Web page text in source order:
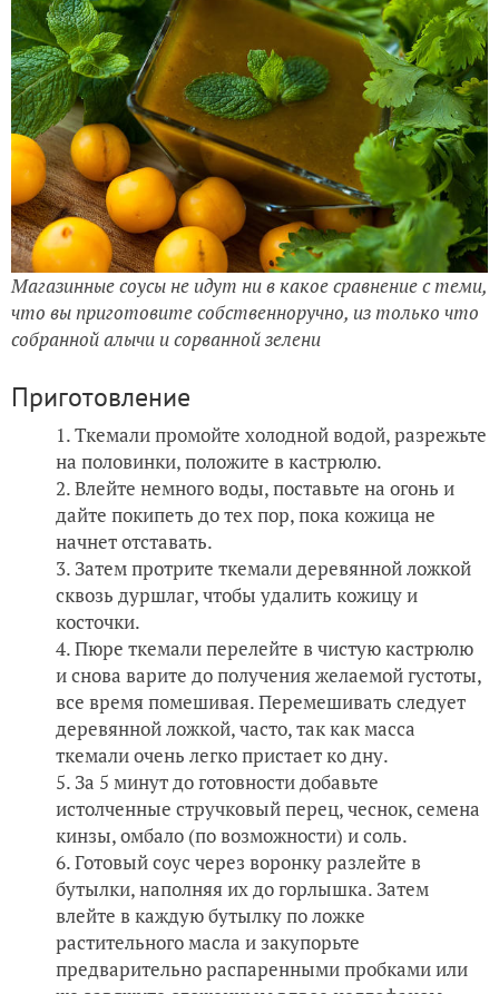
Магазинные соусы не идут ни в какое сравнение с теми,
что вы приготовите собственноручно, из только что
собранной алычи и сорванной зелени
Приготовление
Ткемали промойте холодной водой, разрежьте
на половинки, положите в кастрюлю.
Влейте немного воды, поставьте на огонь и
дайте покипеть до тех пор, пока кожица не
начнет отставать.
Затем протрите ткемали деревянной ложкой
сквозь дуршлаг, чтобы удалить кожицу и
косточки.
Пюре ткемали перелейте в чистую кастрюлю
и снова варите до получения желаемой густоты,
все время помешивая. Перемешивать следует
деревянной ложкой, часто, так как масса
ткемали очень легко пристает ко дну.
За 5 минут до готовности добавьте
истолченные стручковый перец, чеснок, семена
кинзы, омбало (по возможности) и соль.
Готовый соус через воронку разлейте в
бутылки, наполняя их до горлышка. Затем
влейте в каждую бутылку по ложке
растительного масла и закупорьте
предварительно распаренными пробками или